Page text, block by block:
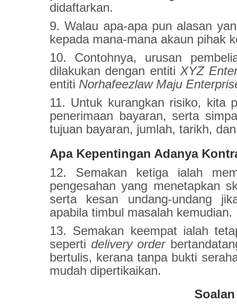
didaftarkan.
9. Walau apa-apa pun alasan
kepada mana-mana akaun pihak
10. Contohnya, urusan
dilakukan dengan entiti XYZ
entiti Norhafeezlaw Maju
11. Untuk kurangkan risiko, kita
penerimaan bayaran, serta
tujuan bayaran, jumlah, tarikh,
Apa Kepentingan Adanya
12. Semakan ketiga ialah
pengesahan yang menetapkan
serta kesan undang-undang
apabila timbul masalah kemudian.
13. Semakan keempat ialah
seperti delivery order
bertulis, kerana tanpa bukti
mudah dipertikaikan.